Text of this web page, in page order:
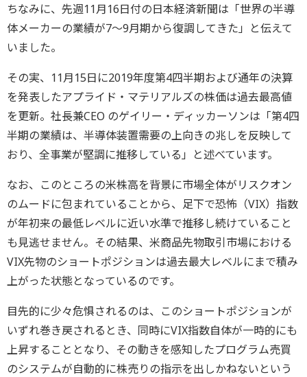
ちなみに、先週11月16日付の日本経済新聞は「世界の半導
体メーカーの業績が7～9月期から復調してきた」と伝えて
いました。
その実、11月15日に2019年度第4四半期および通年の決算
を発表したアプライド・マテリアルズの株価は過去最高値
を更新。社長兼CEO のゲイリー・ディッカーソンは「第4四
半期の業績は、半導体装置需要の上向きの兆しを反映して
おり、全事業が堅調に推移している」と述べています。
なお、このところの米株高を背景に市場全体がリスクオン
のムードに包まれていることから、足下で恐怖（VIX）指数
が年初来の最低レベルに近い水準で推移し続けていること
も見逃せません。その結果、米商品先物取引市場における
VIX先物のショートポジションは過去最大レベルにまで積み
上がった状態となっているのです。
目先的に少々危惧されるのは、このショートポジションが
いずれ巻き戻されるとき、同時にVIX指数自体が一時的にも
上昇することとなり、その動きを感知したプログラム売買
のシステムが自動的に株売りの指示を出しかねないという